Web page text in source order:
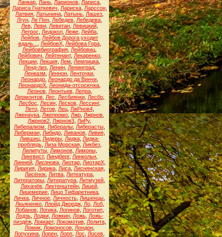
Ланкар Лань Ларионов Лариса
Лариса Гнаткевич
Лариска, Ларссон,
Латвия Латынина Латынь Лашез
Лгун Ле Пен Лебедев Лебедева
Лев, Леви, Левитан, Левицкий,
Легрос
Ледокол, Леже, Лейба,
Лейбов Лейбов Дорога уходит
вдаль...
ЛейбовХ, Лейбова Гора,
Лейбовбиография Лейбовиц
Лейбович
Лейтенант, Лекаренко,
Лекции Лекция Лем Лемпицка
Ленд-лиз, Ленин, Ленинград,
Ленказм
Леннон Ленточки
Леонардо Леонардо да Винчи
ЛеонардоХ Леонида-отсосючка
Леонов, Леонтьев, Лепра,
Лермонтов, Лес Лесбиянки, Лесбо,
Лесбос
Лесин, Лесков, Лессинг,
Лето, Летов, Лец, ЛжРнов4,
Лженаука Лжепромо Лжр Лжрнов
Лжрнов2 Лжрнов3 ЛиРу,
Либерализм
Либералы Либерасты
Либерман, Либидо, Ливанов, Ливия,
Лившиц, Лидеры, Лидка, Лидка-
проблядь, Лиза Морская, Ликбез,
Лилипуты, Лимонов, Лимоны,
Лингвист, Линдберг, Линкольн
Линней, Лиознова, Лиотар, ЛиотарХ,
Лиригия, Лирика, Лиса, Лиснянская,
Лисёнок Литва Литеатура
Литераторы Литература Литмузей
Лихачёв, Лихтенштейн, Лицей,
Лицемерие Лицо Тифаретника
Личка Личное Личность Лишенцы
Лкьяненко, Ллойд Джордж, Ло, Лоб,
Лобанов, Логика, Логинов, Логотип,
Лодзь, Лодки, Ложкин, Ложь, Ложь-
пиздёж, Локкарт, Локомотив, Лолита,
Ломик, Ломоносов, Лондон,
Лопухина Лорен Лорп Лос Лосев